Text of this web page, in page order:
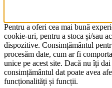
Pentru a oferi cea mai bună
cookie-uri, pentru a stoca și/sau
dispozitive. Consimțământul
procesăm date, cum ar fi
unice pe acest site. Dacă nu îți
consimțământul dat poate avea
funcționalități și funcții.